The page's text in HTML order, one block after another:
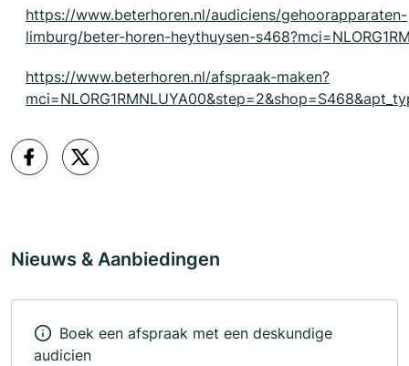
https://www.beterhoren.nl/audiciens/gehoorapparaten-
limburg/beter-horen-heythuysen-
https://www.beterhoren.nl/afspraak-maken?
Nieuws & Aanbiedingen
Boek een afspraak met een deskundige
audicien